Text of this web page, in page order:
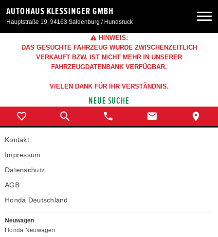
AUTOHAUS KLESSINGER GMBH
Hauptstraße 19, 94163 Saldenburg / Hundsruck
Neuwagen
Angebote
Service & Zubehör
Unser Autohaus
HINWEIS:
DAS GESUCHTE FAHRZEUG WURDE ZWISCHENZEITLICH
VERKAUFT BZW. IST NICHT MEHR IN UNSERER
FAHRZEUGDATENBANK VERFÜGBAR.
VIELEN DANK FÜR IHR VERSTÄNDNIS.
NEUE SUCHE
Kontakt
Impressum
Datenschutz
AGB
Honda Deutschland
Neuwagen
Honda Neuwagen